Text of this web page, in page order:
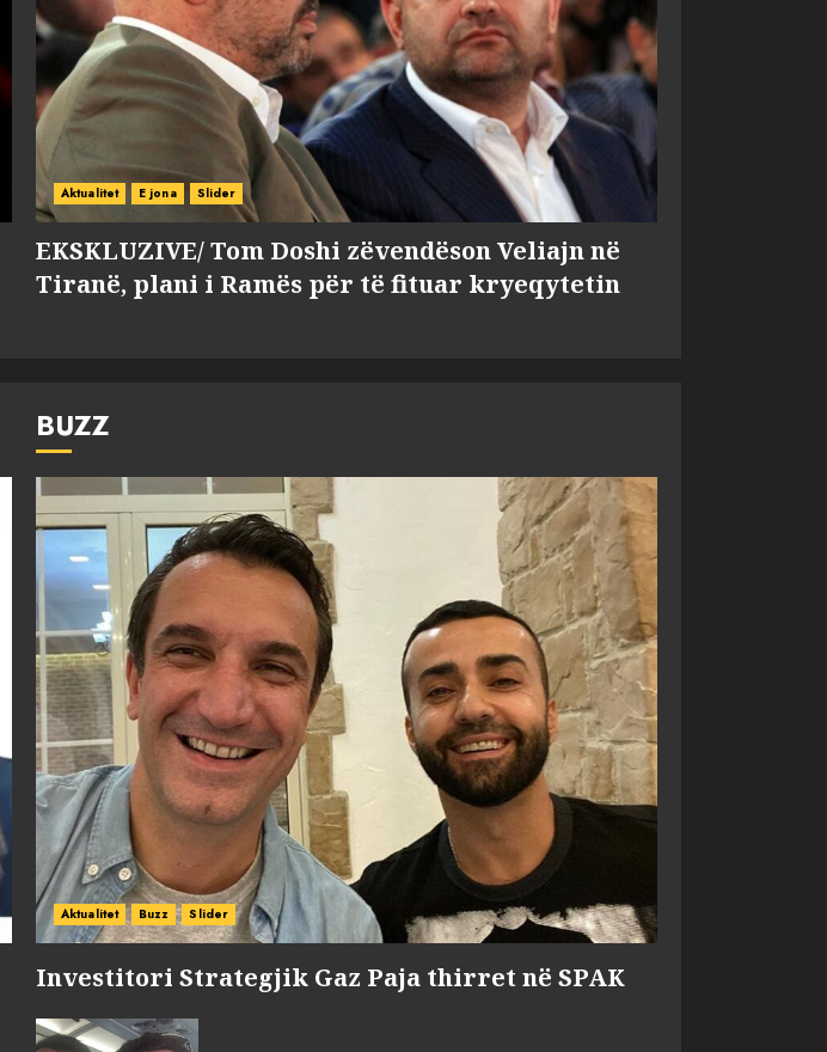
Aktualitet E jona Slider
EKSKLUZIVE/ Tom Doshi zëvendëson Veliajn në
Tiranë, plani i Ramës për të fituar kryeqytetin
BUZZ
Aktualitet Buzz Slider
Investitori Strategjik Gaz Paja thirret në SPAK